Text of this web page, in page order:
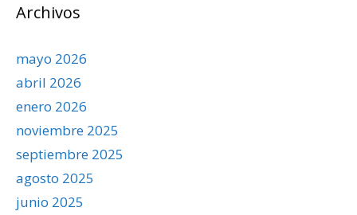
Archivos
mayo 2026
abril 2026
enero 2026
noviembre 2025
septiembre 2025
agosto 2025
junio 2025